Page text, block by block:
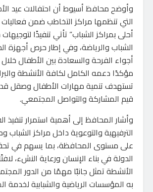
وأوضح محافظ أسيوط أن احتفالات عيد
التي تنظمها مراكز التخاطب ضمن فعاليات
أحلى بمراكز الشباب” تأتي تنفيذًا
الشباب والرياضة، وفي إطار حرص أجهزة
أجواء الفرحة والسعادة بين الأطفال خلال
مؤكدًا دعمه الكامل لكافة الأنشطة
تستهدف تنمية مهارات الأطفال وصقل
قيم المشاركة والتواصل المجتمعي.
وأشار المحافظ إلى أهمية استمرار تنفيذ
الترفيهية والتوعوية داخل مراكز الشباب
على مستوى المحافظة، بما يسهم في
الدولة في بناء الإنسان ورعاية النشء،
الأنشطة تمثل جانبًا مهمًا من الدور
به المؤسسات الرياضية والشبابية لخدمة